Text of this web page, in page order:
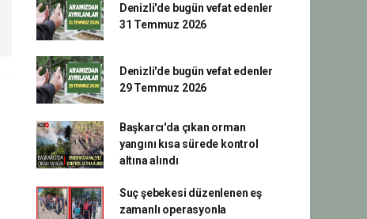
Denizli'de bugün vefat edenler
31 Temmuz 2026
Denizli'de bugün vefat edenler
29 Temmuz 2026
Başkarcı'da çıkan orman
yangını kısa sürede kontrol
altına alındı
Suç şebekesi düzenlenen eş
zamanlı operasyonla